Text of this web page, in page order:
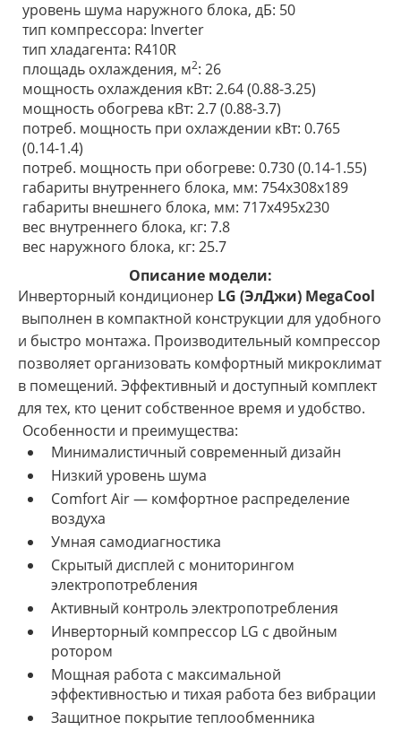
уровень шума наружного блока, дБ: 50
тип компрессора: Inverter
тип хладагента: R410R
площадь охлаждения, м2: 26
мощность охлаждения кВт: 2.64 (0.88-3.25)
мощность обогрева кВт: 2.7 (0.88-3.7)
потреб. мощность при охлаждении кВт: 0.765
(0.14-1.4)
потреб. мощность при обогреве: 0.730 (0.14-1.55)
габариты внутреннего блока, мм: 754x308x189
габариты внешнего блока, мм: 717х495х230
вес внутреннего блока, кг: 7.8
вес наружного блока, кг: 25.7
Описание модели:
Инверторный кондиционер LG (ЭлДжи) MegaCool
выполнен в компактной конструкции для удобного
и быстро монтажа. Производительный компрессор
позволяет организовать комфортный микроклимат
в помещений. Эффективный и доступный комплект
для тех, кто ценит собственное время и удобство.
Особенности и преимущества:
Минималистичный современный дизайн
Низкий уровень шума
Comfort Air — комфортное распределение
воздуха
Умная самодиагностика
Скрытый дисплей с мониторингом
электропотребления
Активный контроль электропотребления
Инверторный компрессор LG с двойным
ротором
Мощная работа с максимальной
эффективностью и тихая работа без вибрации
Защитное покрытие теплообменника